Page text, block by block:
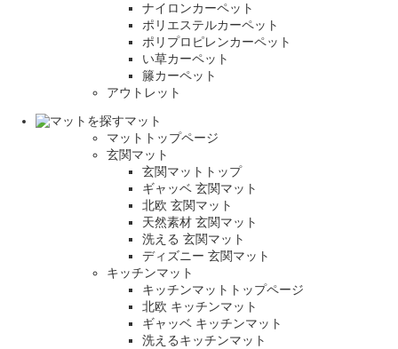
ナイロンカーペット
ポリエステルカーペット
ポリプロピレンカーペット
い草カーペット
籐カーペット
アウトレット
マット
マットトップページ
玄関マット
玄関マットトップ
ギャッベ 玄関マット
北欧 玄関マット
天然素材 玄関マット
洗える 玄関マット
ディズニー 玄関マット
キッチンマット
キッチンマットトップページ
北欧 キッチンマット
ギャッベ キッチンマット
洗えるキッチンマット